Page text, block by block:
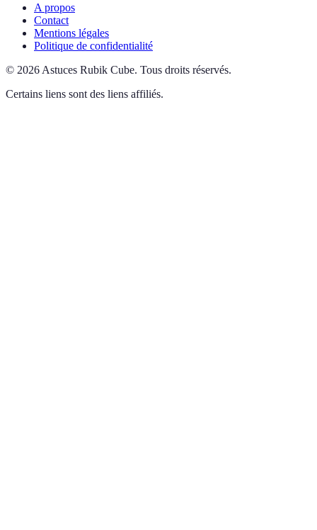
A propos
Contact
Mentions légales
Politique de confidentialité
© 2026 Astuces Rubik Cube. Tous droits réservés.
Certains liens sont des liens affiliés.